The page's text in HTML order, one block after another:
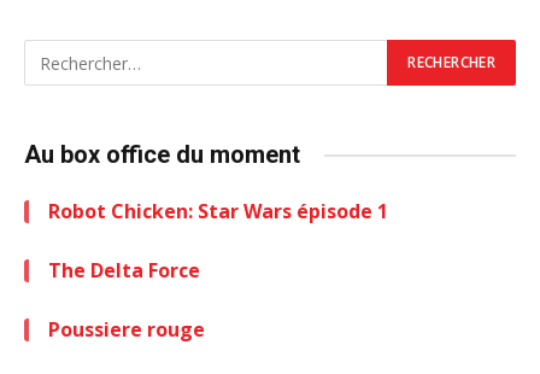
Au box office du moment
Robot Chicken: Star Wars épisode 1
The Delta Force
Poussiere rouge